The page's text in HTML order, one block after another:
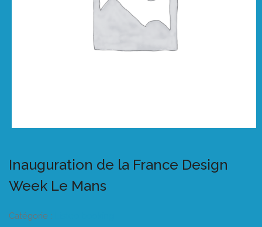
Inauguration de la France Design
Week Le Mans
Catégorie :